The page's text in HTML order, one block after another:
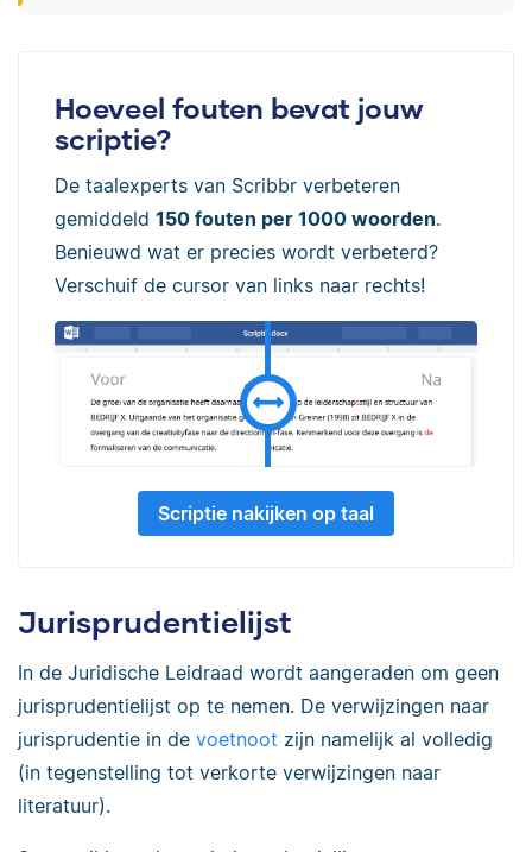
Hoeveel fouten bevat jouw
scriptie?
De taalexperts van Scribbr verbeteren
gemiddeld 150 fouten per 1000 woorden.
Benieuwd wat er precies wordt verbeterd?
Verschuif de cursor van links naar rechts!
Scriptie nakijken op taal
Jurisprudentielijst
In de Juridische Leidraad wordt aangeraden om geen
jurisprudentielijst op te nemen. De verwijzingen naar
jurisprudentie in de voetnoot zijn namelijk al volledig
(in tegenstelling tot verkorte verwijzingen naar
literatuur).